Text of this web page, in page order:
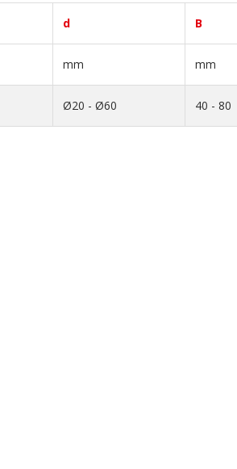
d B
mm mm
Ø20 - Ø60 40 - 80